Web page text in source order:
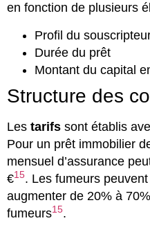
en fonction de plusieurs
Profil du
Durée du prêt
Montant du capital
Structure des
Les tarifs sont établis
Pour un prêt immobilier
mensuel d’assurance
€15. Les fumeurs
augmenter de 20% à
fumeurs15.